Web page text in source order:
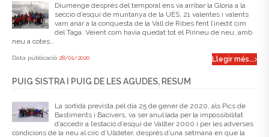
Diumenge després del temporal ens va arribar la Glòria a la
secció d’esquí de muntanya de la UES, 21 valentes i valents
vam anar a la conquesta de la Vall de Ribes fent l’inèdit cim
del Taga. Veient com havia quedat tot el Pirineu de neu, amb
neu a cotes…
Data publicació 28/01/2020 Llegir més...
PUIG SISTRA I PUIG DE LES AGUDES, RESUM
La sortida prevista pel dia 25 de gener de 2020, als Pics de
Bastiments i Bacivers, va ser anul·lada per la impossibilitat
d’accedir a l’estació d’esquí de Vallter 2000 i per les adverses
condicions de la neu al circ d’Ulldeter, després d’una setmana en que la